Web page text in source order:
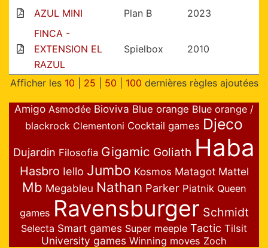
AZUL MINI Plan B
2023
FINCA -
EXTENSION EL
RAZUL
Spielbox 2010
Afficher les 10 25 50 100 dernières règles ajoutées
Amigo Asmodée Bioviva Blue orange Blue orange /
blackrock Clementoni Cocktail games Djeco
Dujardin Filosofia Gigamic Goliath Haba
Hasbro Iello Jumbo Kosmos Matagot Mattel
Mb Megableu Nathan Parker Piatnik Queen
games Ravensburger Schmidt
Selecta Smart games Super meeple Tactic Tilsit
University games Winning moves Zoch